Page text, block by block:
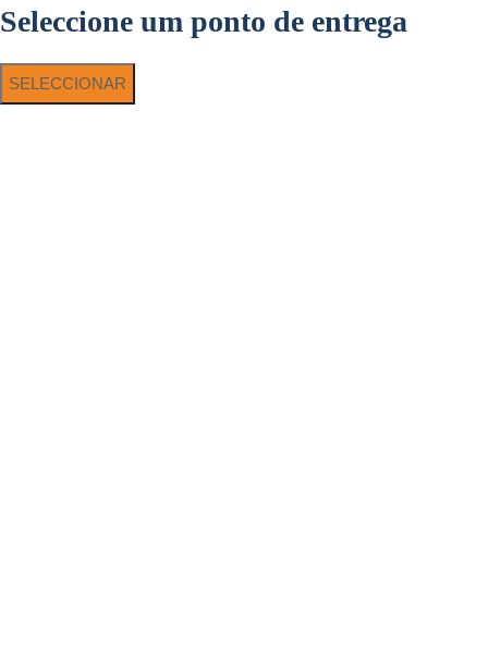
Seleccione um ponto de entrega
SELECCIONAR